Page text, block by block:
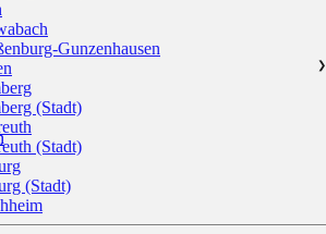
Gunzenhausen
❯
(Stadt)
(Stadt)
(Stadt)